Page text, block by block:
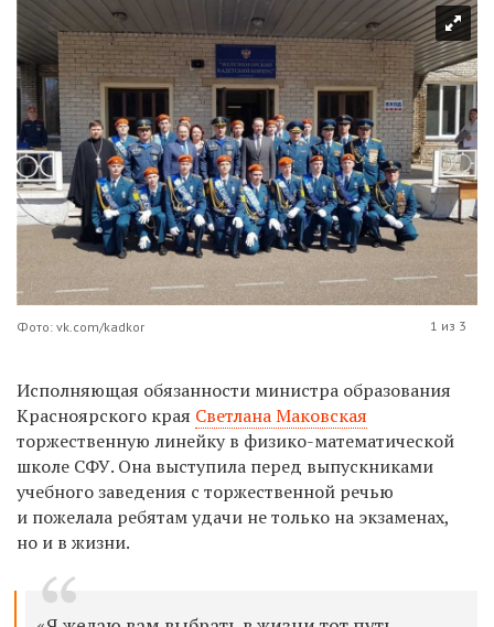
Фото: vk.com/kadkor 1 из 3
Исполняющая обязанности министра образования
Красноярского края Светлана Маковская
торжественную линейку в физико-математической
школе СФУ. Она выступила перед выпускниками
учебного заведения с торжественной речью
и пожелала ребятам удачи не только на экзаменах,
но и в жизни.